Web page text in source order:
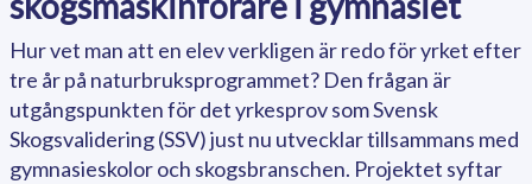
Hur vet man att en elev verkligen är redo för yrket efter
tre år på naturbruksprogrammet? Den frågan är
utgångspunkten för det yrkesprov som Svensk
Skogsvalidering (SSV) just nu utvecklar tillsammans med
gymnasieskolor och skogsbranschen. Projektet syftar